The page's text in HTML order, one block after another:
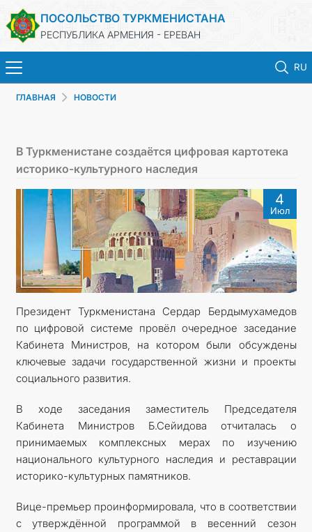
ПОСОЛЬСТВО ТУРКМЕНИСТАНА
РЕСПУБЛИКА АРМЕНИЯ - ЕРЕВАН
RU
ТУРКМЕНИСТАН
КОНСУЛЬСКИЕ УСЛУГИ
МИД
КОНТАКТНЫЕ ДАННЫЕ
ГЛАВНАЯ НОВОСТИ
В Туркменистане создаётся цифровая картотека
историко-культурного наследия
4
Июл
Президент Туркменистана Сердар Бердымухамедов
по цифровой системе провёл очередное заседание
Кабинета Министров, на котором были обсуждены
ключевые задачи государственной жизни и проекты
социального развития.
В ходе заседания заместитель Председателя
Кабинета Министров Б.Сейидова отчиталась о
принимаемых комплексных мерах по изучению
национального культурного наследия и реставрации
историко-культурных памятников.
Вице-премьер проинформировала, что в соответствии
с утверждённой программой в весенний сезон